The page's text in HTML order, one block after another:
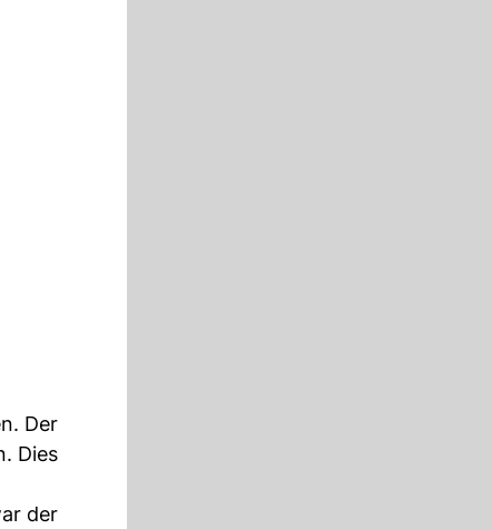
Der
Dies
der